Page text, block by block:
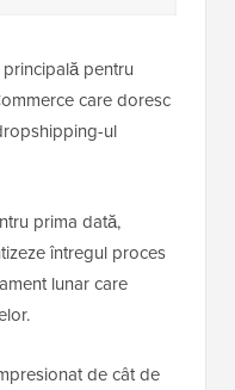
pentru
care doresc
ul
prima dată,
întregul proces
lunar care
de cât de